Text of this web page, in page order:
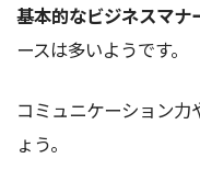
基本的なビジネスマナ
ースは多いようです。
コミュニケーション
ょう。